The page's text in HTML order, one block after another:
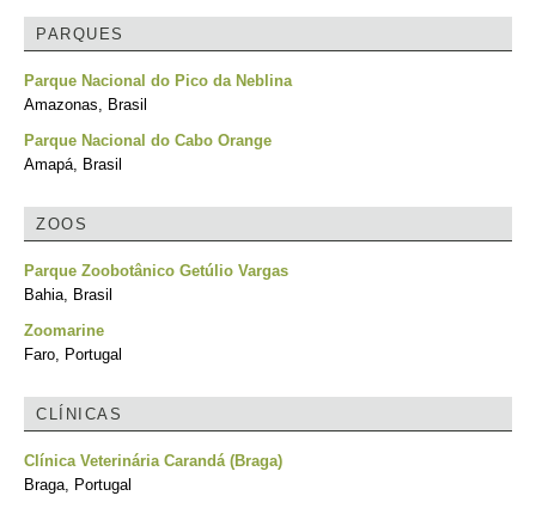
PARQUES
Parque Nacional do Pico da Neblina
Amazonas, Brasil
Parque Nacional do Cabo Orange
Amapá, Brasil
ZOOS
Parque Zoobotânico Getúlio Vargas
Bahia, Brasil
Zoomarine
Faro, Portugal
CLÍNICAS
Clínica Veterinária Carandá (Braga)
Braga, Portugal